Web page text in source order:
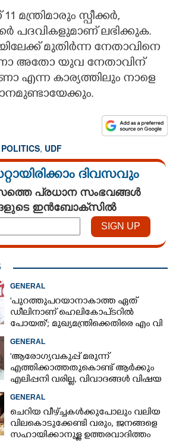
സ്പീക്കര്‍,
പദവികളുമാണ് ലഭിക്കുക.
മുതിര്‍ന്ന നേതാവിനെ
അതോ യുവ നേതാവിന്
എന്ന കാര്യത്തിലും നാളെ
POLITICS, UDF
ദിവസവും
പ്രധാന സംഭവങ്ങൾ
ഇൻബോക്സിൽ
GENERAL
'പുറത്തുപറയാനാകാത്ത ഏത്
ഡീലിനാണ് ഹെലികോപ്‌ടറിൽ
പോയത്'; മുഖ്യമന്ത്രിക്കെതിരെ എം വി
GENERAL
'ആരോഗ്യവകുപ്പ് മരുന്ന്
എത്തിക്കാത്തതുകൊണ്ട് ആർക്കും
എലിപ്പനി വരില്ല, വിവാദങ്ങൾ വിഷയ
GENERAL
ചെറിയ വീഴ്‌ച്ചകൾക്കുപോലും വലിയ
വിലകൊടുക്കേണ്ടി വരും, ജനങ്ങളെ
സഹായിക്കാനുള്ള ഉത്തരവാദിത്തം